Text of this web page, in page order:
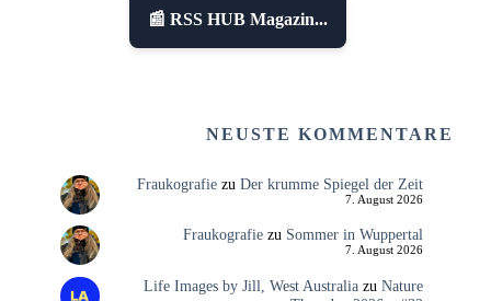
📰 RSS HUB Magazin...
NEUSTE KOMMENTARE
Fraukografiezu Der krumme Spiegel der Zeit
7. August 2026
Fraukografiezu Sommer in Wuppertal
7. August 2026
Life Images by Jill, West Australiazu Nature